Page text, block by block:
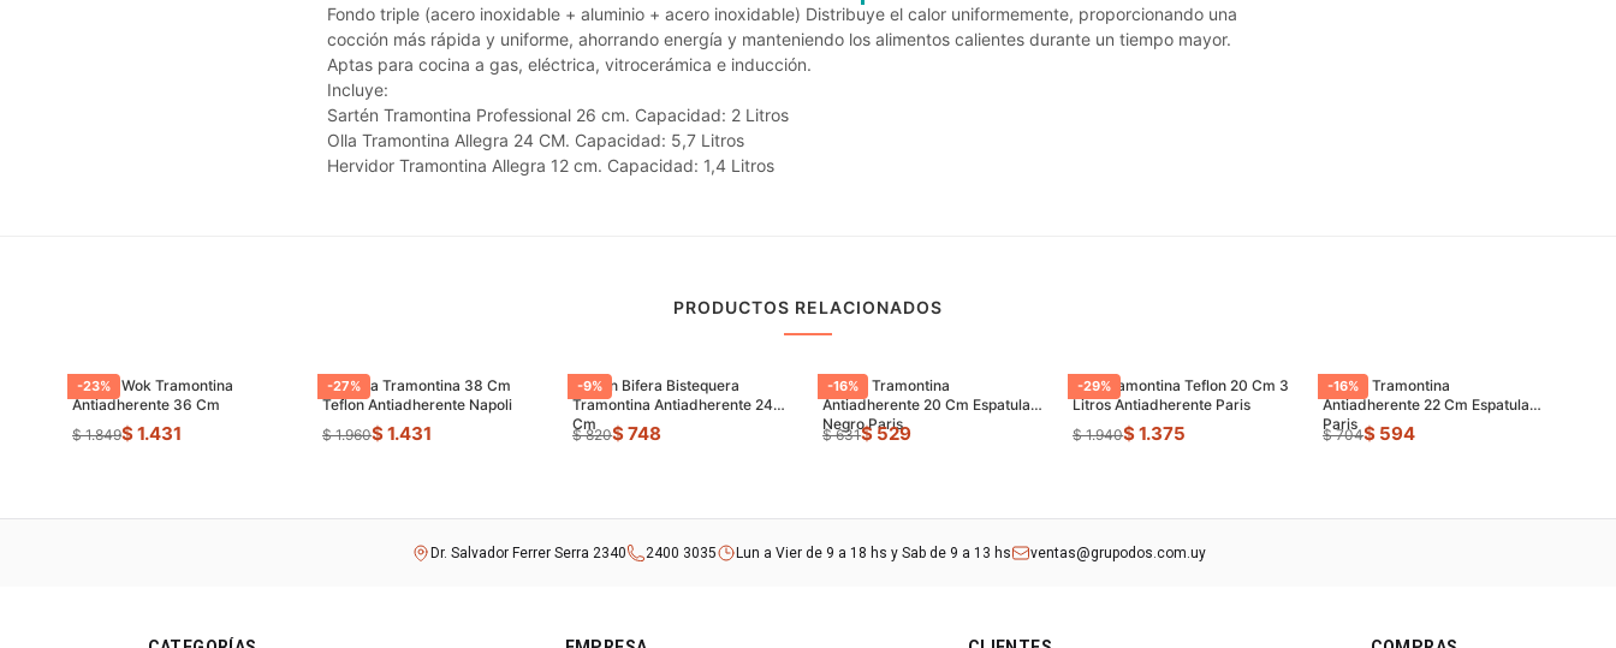
Fondo triple (acero inoxidable + aluminio + acero inoxidable) Distribuye el calor uniformemente, proporcionando una
cocción más rápida y uniforme, ahorrando energía y manteniendo los alimentos calientes durante un tiempo mayor.
Aptas para cocina a gas, eléctrica, vitrocerámica e inducción.
Incluye:
Sartén Tramontina Professional 26 cm. Capacidad: 2 Litros
Olla Tramontina Allegra 24 CM. Capacidad: 5,7 Litros
Hervidor Tramontina Allegra 12 cm. Capacidad: 1,4 Litros
PRODUCTOS RELACIONADOS
-23%
Sarten Wok Tramontina
Antiadherente 36 Cm
$ 1.849$ 1.431
-27%
Paellera Tramontina 38 Cm
Teflon Antiadherente Napoli
$ 1.960$ 1.431
-9%
Sarten Bifera Bistequera
Tramontina Antiadherente 24
Cm
$ 820$ 748
-16%
Sarten Tramontina
Antiadherente 20 Cm Espatula
Negro Paris
$ 631$ 529
-29%
Olla Tramontina Teflon 20 Cm 3
Litros Antiadherente Paris
$ 1.940$ 1.375
-16%
Sarten Tramontina
Antiadherente 22 Cm Espatula
Paris
$ 704$ 594
Dr. Salvador Ferrer Serra 2340 2400 3035 Lun a Vier de 9 a 18 hs y Sab de 9 a 13 hs ventas@grupodos.com.uy